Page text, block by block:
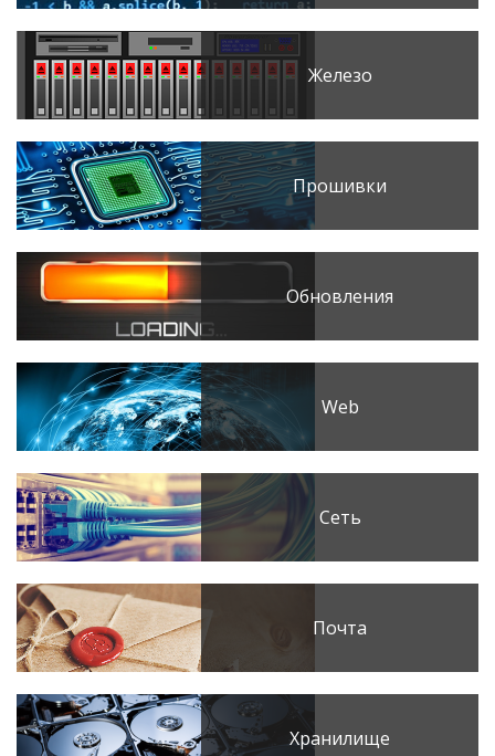
Железо
Прошивки
Обновления
Web
Сеть
Почта
Хранилище